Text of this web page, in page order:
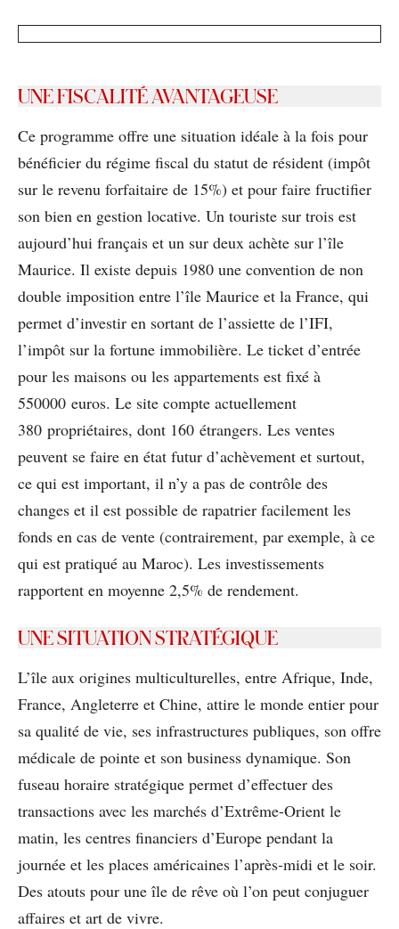
UNE FISCALITÉ AVANTAGEUSE
Ce programme offre une situation idéale à la fois pour
bénéﬁcier du régime ﬁscal du statut de résident (impôt
sur le revenu forfaitaire de 15%) et pour faire fructiﬁer
son bien en gestion locative. Un touriste sur trois est
aujourd’hui français et un sur deux achète sur l’île
Maurice. Il existe depuis 1980 une convention de non
double imposition entre l’île Maurice et la France, qui
permet d’investir en sortant de l’assiette de l’IFI,
l’impôt sur la fortune immobilière. Le ticket d’entrée
pour les maisons ou les appartements est ﬁxé à
550000 euros. Le site compte actuellement
380 propriétaires, dont 160 étrangers. Les ventes
peuvent se faire en état futur d’achèvement et surtout,
ce qui est important, il n’y a pas de contrôle des
changes et il est possible de rapatrier facilement les
fonds en cas de vente (contrairement, par exemple, à ce
qui est pratiqué au Maroc). Les investissements
rapportent en moyenne 2,5% de rendement.
UNE SITUATION STRATÉGIQUE
L’île aux origines multiculturelles, entre Afrique, Inde,
France, Angleterre et Chine, attire le monde entier pour
sa qualité de vie, ses infrastructures publiques, son offre
médicale de pointe et son business dynamique. Son
fuseau horaire stratégique permet d’effectuer des
transactions avec les marchés d’Extrême-Orient le
matin, les centres ﬁnanciers d’Europe pendant la
journée et les places américaines l’après-midi et le soir.
Des atouts pour une île de rêve où l’on peut conjuguer
affaires et art de vivre.